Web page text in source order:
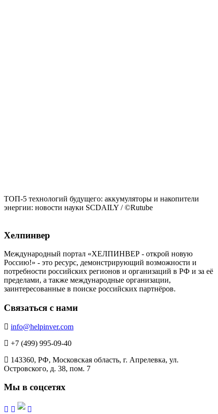
ТОП-5 технологий будущего: аккумуляторы и накопители
энергии: новости науки SCDAILY / ©Rutube
Хелпинвер
Международный портал «ХЕЛПИНВЕР - открой новую
Россию!» - это ресурс, демонстрирующий возможности и
потребности российских регионов и организаций в РФ и за её
пределами, а также международные организации,
заинтересованные в поиске российских партнёров.
Связаться с нами
info@helpinver.com
+7 (499) 995-09-40
143360, РФ, Московская область, г. Апрелевка, ул.
Островского, д. 38, пом. 7
Мы в соцсетях